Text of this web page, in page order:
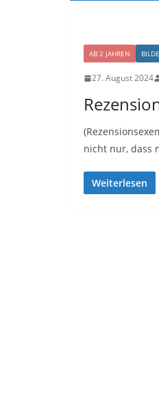
AB 2 JAHREN
27. August 2024
nicht nur, dass
Weiterlesen